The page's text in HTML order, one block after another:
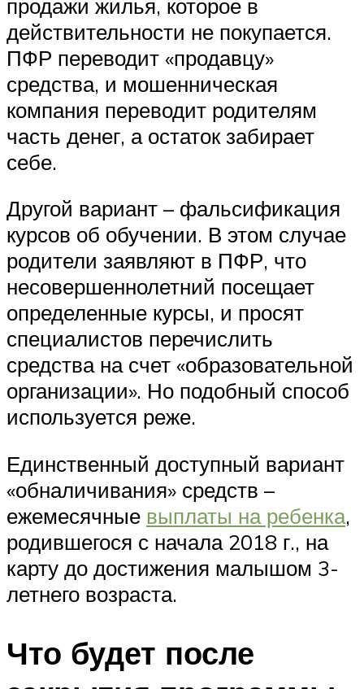
продажи жилья, которое в
действительности не покупается.
ПФР переводит «продавцу»
средства, и мошенническая
компания переводит родителям
часть денег, а остаток забирает
себе.
Другой вариант – фальсификация
курсов об обучении. В этом случае
родители заявляют в ПФР, что
несовершеннолетний посещает
определенные курсы, и просят
специалистов перечислить
средства на счет «образовательной
организации». Но подобный способ
используется реже.
Единственный доступный вариант
«обналичивания» средств –
ежемесячные выплаты на ребенка,
родившегося с начала 2018 г., на
карту до достижения малышом 3-
летнего возраста.
Что будет после